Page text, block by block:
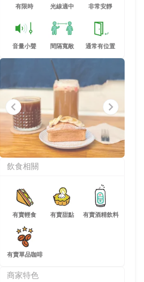
有限時 光線適中 非常安靜
音量小聲 間隔寬敞 通常有位置
Item
飲食相關
有賣輕食 有賣甜點 有賣酒精飲料
有賣單品咖啡
商家特色